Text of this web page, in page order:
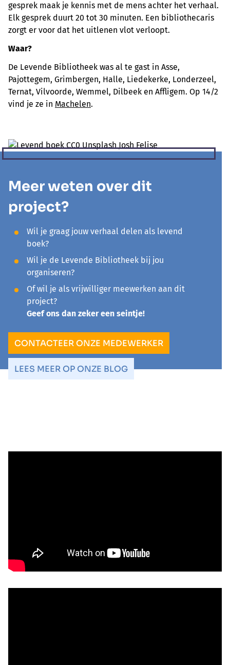
gesprek maak je kennis met de mens achter het verhaal.
Elk gesprek duurt 20 tot 30 minuten. Een bibliothecaris
zorgt er voor dat het uitlenen vlot verloopt.
Waar?
De Levende Bibliotheek was al te gast in Asse,
Pajottegem, Grimbergen, Halle, Liedekerke, Londerzeel,
Ternat, Vilvoorde, Wemmel, Dilbeek en Affligem. Op 14/2
vind je ze in Machelen.
Meer weten over dit
project?
Wil je graag jouw verhaal delen als levend
boek?
Wil je de Levende Bibliotheek bij jou
organiseren?
Of wil je als vrijwilliger meewerken aan dit
project?
Geef ons dan zeker een seintje!
CONTACTEER ONZE MEDEWERKER
LEES MEER OP ONZE BLOG